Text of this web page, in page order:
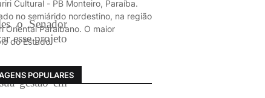
o Senador
esse projeto
gestão em
Cultural - PB Monteiro, Paraíba.
no semiárido nordestino, na região
Oriental Paraibano. O maior
do Estado.
POPULARES